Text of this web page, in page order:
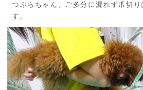
つぶらちゃん、ご多分に漏れず爪切
す。